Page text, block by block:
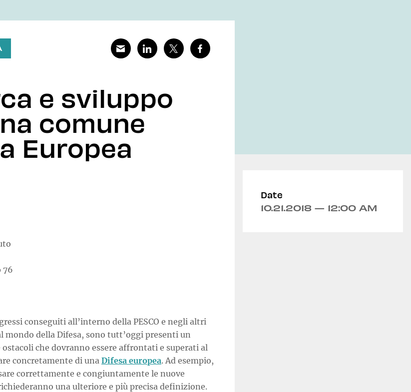
e sviluppo
comune
Europea
76
conseguiti all’interno della PESCO e negli altri
mondo della Difesa, sono tutt’oggi presenti un
che dovranno essere affrontati e superati al
concretamente di una Difesa europea. Ad esempio,
correttamente e congiuntamente le nuove
una ulteriore e più precisa definizione.
Date
10.21.2018 — 12:00 AM